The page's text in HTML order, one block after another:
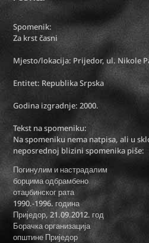
Spomenik:
Za krst časni
Mjesto/lokacija: Prijedor, ul. Nikole
Entitet: Republika Srpska
Godina izgradnje: 2000.
Tekst na spomeniku:
Na spomeniku nema natpisa, ali u
neposrednoj blizini spomenika piše:
Погинулим и настрадалим
борцима одбрамбено
отаџбинског рата
1990.-1996. година
Приједор, 21.09.2012. год
Борачка организација
општине Приједор